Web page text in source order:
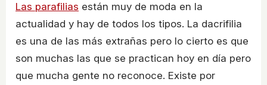
Las parafilias están muy de moda en la
actualidad y hay de todos los tipos. La dacrifilia
es una de las más extrañas pero lo cierto es que
son muchas las que se practican hoy en día pero
que mucha gente no reconoce. Existe por